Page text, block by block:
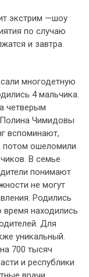
экстрим —шоу
по случаю
и завтра.
многодетную
4 мальчика.
четверым
Чимидовы
вспоминают,
потом ошеломили
В семье
понимают
не могут
Родились
находились
Для
уникальный.
700 тысяч
и республики